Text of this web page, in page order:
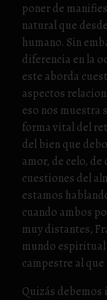
poner de
natural que
humano. Sin
diferencia en la
este aborda
aspectos
eso nos muestra
forma vital del
del bien que
amor, de celo, de
cuestiones del
estamos
cuando ambos
muy distantes,
mundo
campestre al
Quizás